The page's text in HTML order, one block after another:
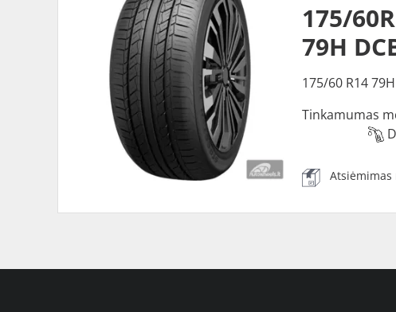
175/
79H
175/60 R14 79H
Tinkamumas
D